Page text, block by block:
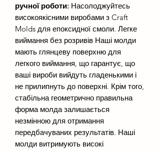
ручної роботи: Насолоджуйтесь
високоякісними виробами з Craft
Molds для епоксидної смоли. Легке
виймання без розривів Наші молди
мають глянцеву поверхню для
легкого виймання, що гарантує, що
ваші вироби вийдуть гладенькими і
не прилипнуть до поверхні. Крім того,
стабільна геометрично правильна
форма молда залишається
незмінною для отримання
передбачуваних результатів. Наші
молди витримують високі